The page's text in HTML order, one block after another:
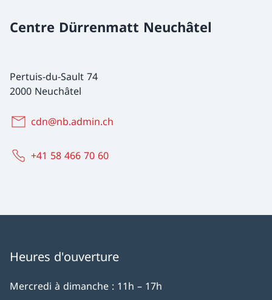
Centre Dürrenmatt Neuchâtel
Pertuis-du-Sault 74
2000 Neuchâtel
cdn@nb.admin.ch
+41 58 466 70 60
Heures d'ouverture
Mercredi à dimanche : 11h – 17h